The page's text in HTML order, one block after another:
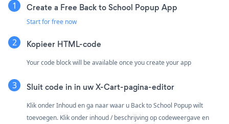
Create a Free Back to School Popup App
Start for free now
Kopieer HTML-code
Your code block will be available once you create your app
Sluit code in in uw X-Cart-pagina-editor
Klik onder Inhoud en ga naar waar u Back to School Popup wilt
toevoegen. Klik onder inhoud / beschrijving op codeweergave en